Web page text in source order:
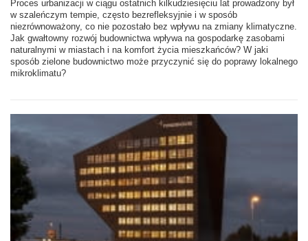
Proces urbanizacji w ciągu ostatnich kilkudziesięciu lat prowadzony był
w szaleńczym tempie, często bezrefleksyjnie i w sposób
niezrównoważony, co nie pozostało bez wpływu na zmiany klimatyczne.
Jak gwałtowny rozwój budownictwa wpływa na gospodarkę zasobami
naturalnymi w miastach i na komfort życia mieszkańców? W jaki
sposób zielone budownictwo może przyczynić się do poprawy lokalnego
mikroklimatu?